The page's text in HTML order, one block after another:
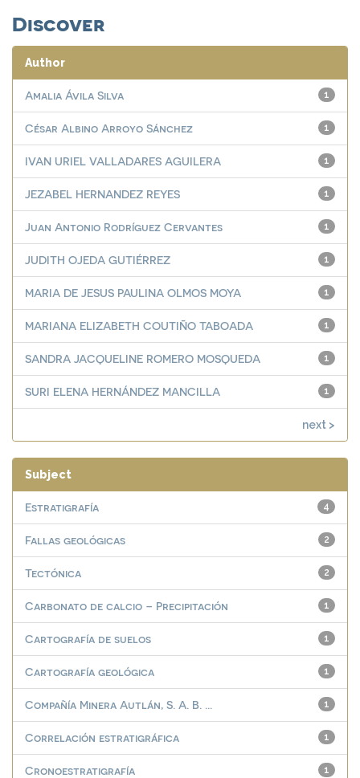
Discover
Author
1
Amalia Ávila Silva
1
César Albino Arroyo Sánchez
1
IVAN URIEL VALLADARES AGUILERA
1
JEZABEL HERNANDEZ REYES
1
Juan Antonio Rodríguez Cervantes
1
JUDITH OJEDA GUTIÉRREZ
1
MARIA DE JESUS PAULINA OLMOS MOYA
1
MARIANA ELIZABETH COUTIÑO TABOADA
1
SANDRA JACQUELINE ROMERO MOSQUEDA
1
SURI ELENA HERNÁNDEZ MANCILLA
next >
Subject
4
Estratigrafía
2
Fallas geológicas
2
Tectónica
1
Carbonato de calcio – Precipitación
1
Cartografía de suelos
1
Cartografía geológica
1
Compañía Minera Autlán, S. A. B. ...
1
Correlación estratigráfica
1
Cronoestratigrafía